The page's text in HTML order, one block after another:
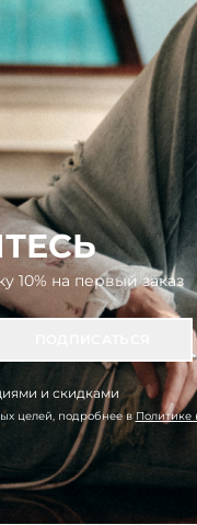
10% на первый заказ
и скидками
целей, подробнее вПолитике